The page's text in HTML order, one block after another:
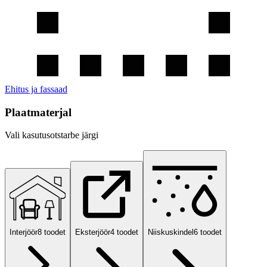
Ehitus ja fassaad
Plaatmaterjal
Vali kasutusotstarbe järgi
Interjöör8 toodet Eksterjöör4 toodet Niiskuskindel 6 toodet